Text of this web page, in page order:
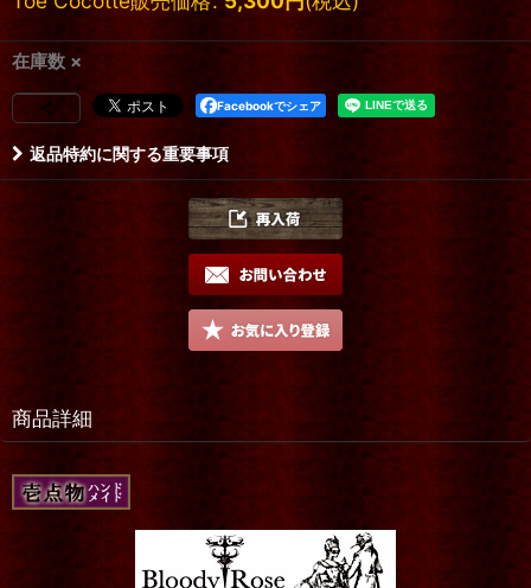
在庫数 ×
Facebookでシェア
返品特約に関する重要事項
商品詳細